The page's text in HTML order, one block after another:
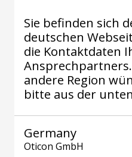
Sie befinden sich
deutschen
die Kontaktdaten
andere Region
bitte aus der
Germany
Oticon GmbH